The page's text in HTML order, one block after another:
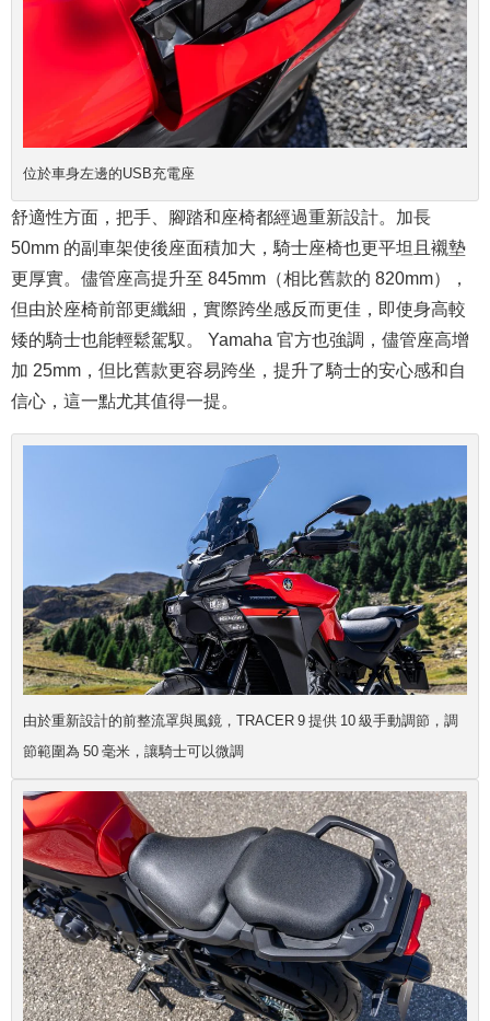
位於車身左邊的USB充電座
舒適性方面，把手、腳踏和座椅都經過重新設計。加長
50mm 的副車架使後座面積加大，騎士座椅也更平坦且襯墊
更厚實。儘管座高提升至 845mm（相比舊款的 820mm），
但由於座椅前部更纖細，實際跨坐感反而更佳，即使身高較
矮的騎士也能輕鬆駕馭。 Yamaha 官方也強調，儘管座高增
加 25mm，但比舊款更容易跨坐，提升了騎士的安心感和自
信心，這一點尤其值得一提。
由於重新設計的前整流罩與風鏡，TRACER 9 提供 10 級手動調節，調
節範圍為 50 毫米，讓騎士可以微調